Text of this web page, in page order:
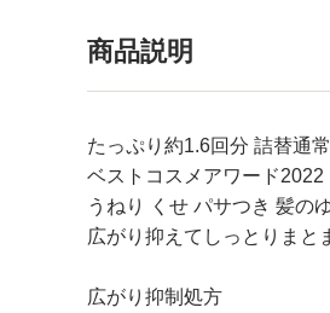
商品説明
たっぷり約1.6回分 詰替通
ベストコスメアワード
うねり くせ パサつき 髪の
広がり抑えてしっとりまと
広がり抑制処方